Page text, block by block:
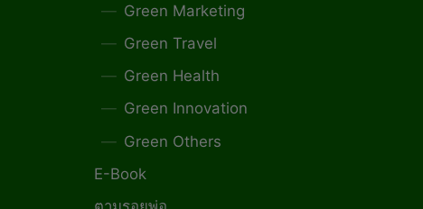
Green Marketing
Green Travel
Green Health
Green Innovation
Green Others
E-Book